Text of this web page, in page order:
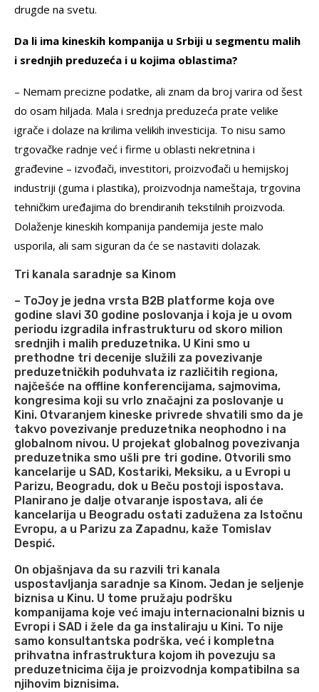
drugde na svetu.
Da li ima kineskih kompanija u Srbiji u segmentu malih
i srednjih preduzeća i u kojima oblastima?
– Nemam precizne podatke, ali znam da broj varira od šest
do osam hiljada. Mala i srednja preduzeća prate velike
igrače i dolaze na krilima velikih investicija. To nisu samo
trgovačke radnje već i firme u oblasti nekretnina i
građevine – izvođači, investitori, proizvođači u hemijskoj
industriji (guma i plastika), proizvodnja nameštaja, trgovina
tehničkim uređajima do brendiranih tekstilnih proizvoda.
Dolaženje kineskih kompanija pandemija jeste malo
usporila, ali sam siguran da će se nastaviti dolazak.
Tri kanala saradnje sa Kinom
– ToJoy je jedna vrsta B2B platforme koja ove
godine slavi 30 godine poslovanja i koja je u ovom
periodu izgradila infrastrukturu od skoro milion
srednjih i malih preduzetnika. U Kini smo u
prethodne tri decenije služili za povezivanje
preduzetničkih poduhvata iz različitih regiona,
najčešće na offline konferencijama, sajmovima,
kongresima koji su vrlo značajni za poslovanje u
Kini. Otvaranjem kineske privrede shvatili smo da je
takvo povezivanje preduzetnika neophodno i na
globalnom nivou. U projekat globalnog povezivanja
preduzetnika smo ušli pre tri godine. Otvorili smo
kancelarije u SAD, Kostariki, Meksiku, a u Evropi u
Parizu, Beogradu, dok u Beču postoji ispostava.
Planirano je dalje otvaranje ispostava, ali će
kancelarija u Beogradu ostati zadužena za Istočnu
Evropu, a u Parizu za Zapadnu, kaže Tomislav
Despić.
On objašnjava da su razvili tri kanala
uspostavljanja saradnje sa Kinom. Jedan je seljenje
biznisa u Kinu. U tome pružaju podršku
kompanijama koje već imaju internacionalni biznis u
Evropi i SAD i žele da ga instaliraju u Kini. To nije
samo konsultantska podrška, već i kompletna
prihvatna infrastruktura kojom ih povezuju sa
preduzetnicima čija je proizvodnja kompatibilna sa
njihovim biznisima.